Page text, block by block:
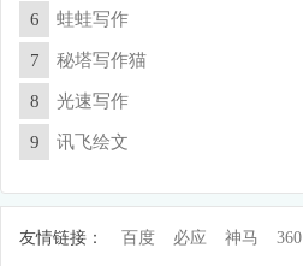
6 蛙蛙写作
7 秘塔写作猫
8 光速写作
9 讯飞绘文
友情链接： 百度 必应 神马 360